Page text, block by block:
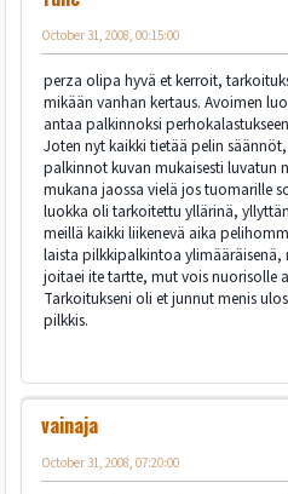
October 31, 2008, 00:15:00
perza olipa hyvä et kerroit,
mikään vanhan kertaus. Avoimen
antaa palkinnoksi
Joten nyt kaikki tietää pelin
palkinnot kuvan mukaisesti luvatun
mukana jaossa vielä jos tuomarille
luokka oli tarkoitettu yllärinä,
meillä kaikki liikenevä aika
laista pilkkipalkintoa
joitaei ite tartte, mut vois nuorisolle
Tarkoitukseni oli et junnut menis
pilkkis.
vainaja
October 31, 2008, 07:20:00